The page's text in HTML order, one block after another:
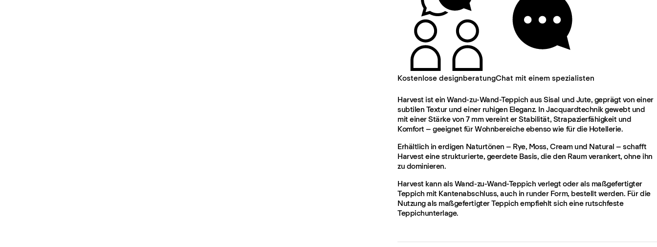
Kostenlose designberatungChat mit einem spezialisten
Harvest ist ein Wand-zu-Wand-Teppich aus Sisal und Jute, geprägt von einer
subtilen Textur und einer ruhigen Eleganz. In Jacquardtechnik gewebt und
mit einer Stärke von 7 mm vereint er Stabilität, Strapazierfähigkeit und
Komfort – geeignet für Wohnbereiche ebenso wie für die Hotellerie.
Erhältlich in erdigen Naturtönen – Rye, Moss, Cream und Natural – schafft
Harvest eine strukturierte, geerdete Basis, die den Raum verankert, ohne ihn
zu dominieren.
Harvest kann als Wand-zu-Wand-Teppich verlegt oder als maßgefertigter
Teppich mit Kantenabschluss, auch in runder Form, bestellt werden. Für die
Nutzung als maßgefertigter Teppich empfiehlt sich eine rutschfeste
Teppichunterlage.